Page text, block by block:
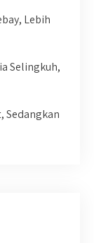
Lebih
Selingkuh,
Sedangkan